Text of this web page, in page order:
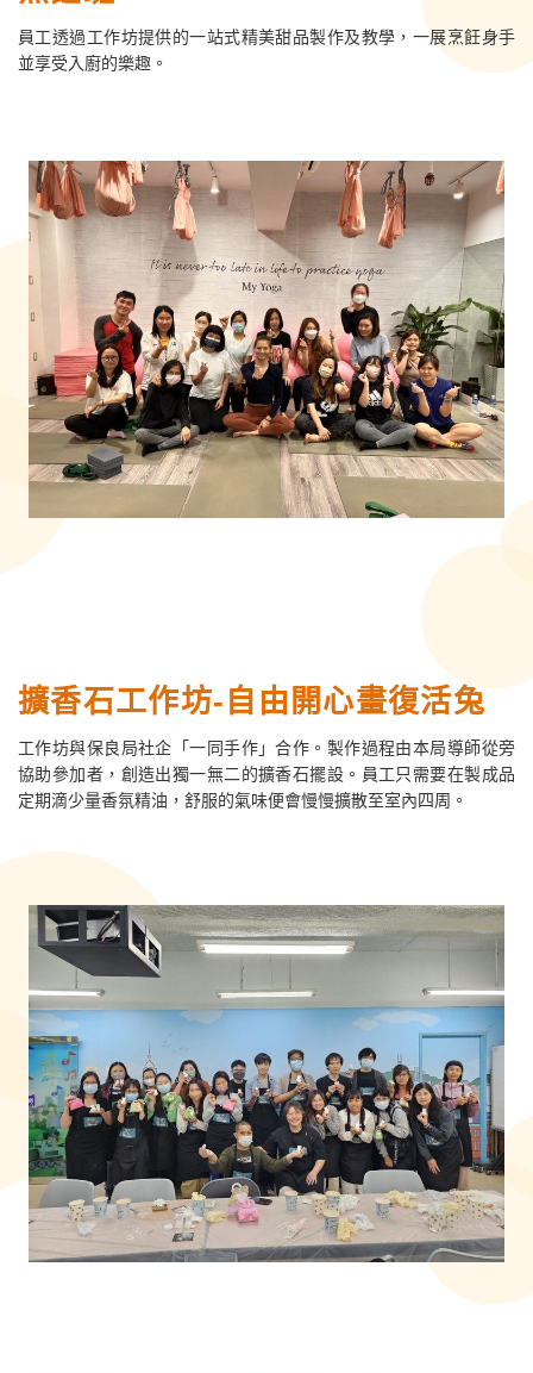
員工透過工作坊提供的一站式精美甜品製作及教學，一展烹飪身手
並享受入廚的樂趣。
擴香石工作坊-自由開心畫復活兔
工作坊與保良局社企「一同手作」合作。製作過程由本局導師從旁
協助參加者，創造出獨一無二的擴香石擺設。員工只需要在製成品
定期滴少量香氛精油，舒服的氣味便會慢慢擴散至室內四周。